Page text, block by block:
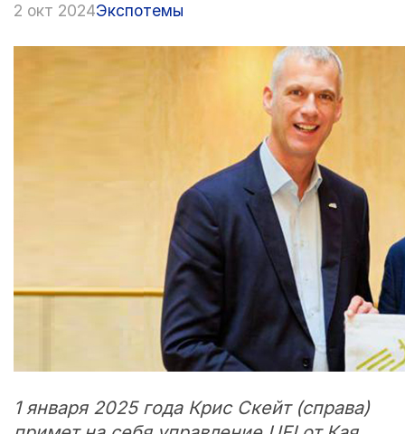
2 окт 2024Экспотемы
1 января 2025 года Крис Скейт (справа)